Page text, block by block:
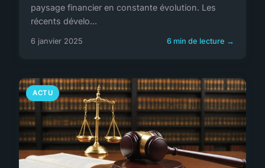
paysage financier en constante évolution. Les
récents dévelo...
6 janvier 2025 6 min de lecture →
ACTU